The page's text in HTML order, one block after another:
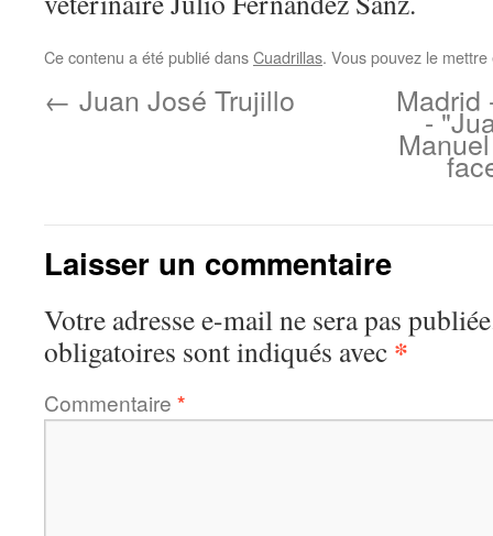
Ce contenu a été publié dansCuadrillas. Vous pouvez le
← Juan José Trujillo Madrid
-
Laisser un commentaire
Votre adresse e-mail ne sera pas
obligatoires sont indiqués avec *
Commentaire *